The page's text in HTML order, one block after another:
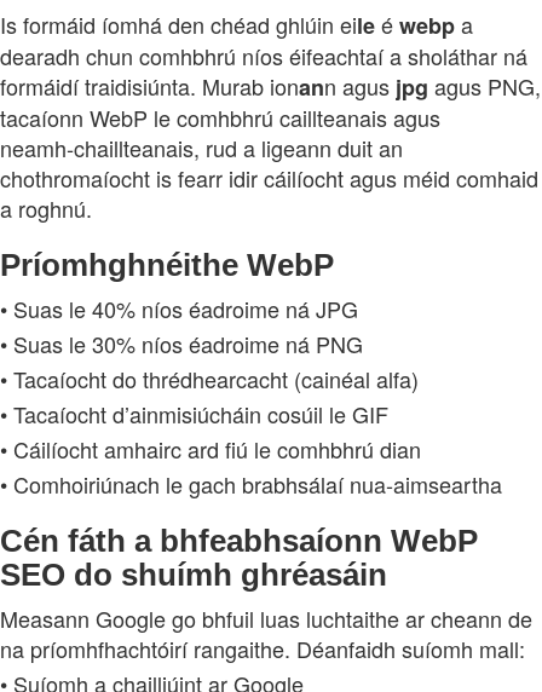
Is formáid íomhá den chéad ghlúin eileéwebpa
dearadh chun comhbhrú níos éifeachtaí a sholáthar ná
formáidí traidisiúnta. Murab ionann agus jpg agus PNG,
tacaíonn WebP le comhbhrú caillteanais agus
neamh‑chaillteanais, rud a ligeann duit an
chothromaíocht is fearr idir cáilíocht agus méid comhaid
a roghnú.
Príomhghnéithe WebP
• Suas le 40% níos éadroime ná JPG
• Suas le 30% níos éadroime ná PNG
• Tacaíocht do thrédhearcacht (cainéal alfa)
• Tacaíocht d’ainmisiúcháin cosúil le GIF
• Cáilíocht amhairc ard fiú le comhbhrú dian
• Comhoiriúnach le gach brabhsálaí nua‑aimseartha
Cén fáth a bhfeabhsaíonn WebP
SEO do shuímh ghréasáin
Measann Google go bhfuil luas luchtaithe ar cheann de
na príomhfhachtóirí rangaithe. Déanfaidh suíomh mall:
• Suíomh a chailliúint ar Google